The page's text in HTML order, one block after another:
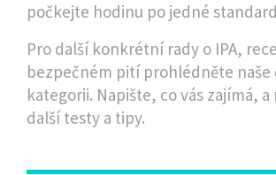
počkejte hodinu po jedné
Pro další konkrétní rady o IPA,
bezpečném pití prohlédněte naše
kategorii. Napište, co vás zajímá,
další testy a tipy.